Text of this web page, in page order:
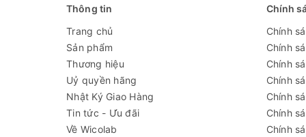
Nguồn điện 120V, 230V, 50/60Hz, 1Φ
Cat. No. 230V,
50Hz
Đánh giá
Thông tin
Trang chủ
Sản phẩm
Thương hiệu
Uỷ quyền hãng
Nhật Ký Giao Hàng
Tin tức - Ưu đãi
Về Wicolab
Chính
Chính
Chính
Chính
Chính
Chính
Chính
Chính